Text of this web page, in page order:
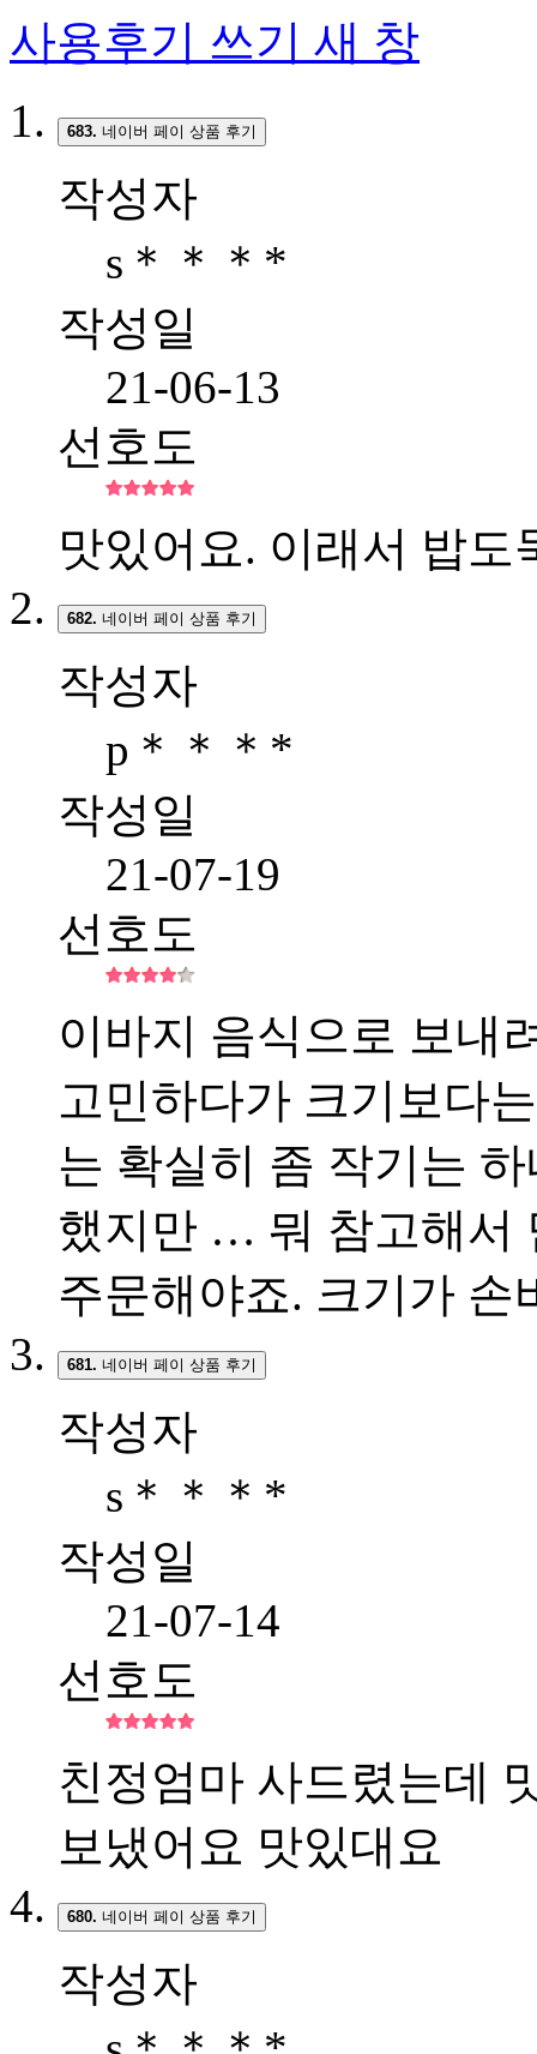
사용후기 쓰기 새 창
683. 네이버 페이 상품 후기
작성자
s＊＊＊*
작성일
21-06-13
선호도
맛있어요. 이래서 밥도
682. 네이버 페이 상품 후기
작성자
p＊＊＊*
작성일
21-07-19
선호도
이바지 음식으로 보내
고민하다가 크기보다
는 확실히 좀 작기는
했지만 … 뭐 참고해서
주문해야죠. 크기가 손
681. 네이버 페이 상품 후기
작성자
s＊＊＊*
작성일
21-07-14
선호도
친정엄마 사드렸는데
보냈어요 맛있대요
680. 네이버 페이 상품 후기
작성자